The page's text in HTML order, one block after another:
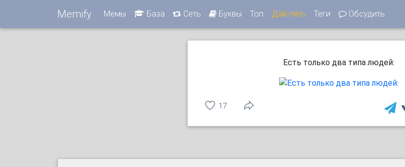
Memify Мемы База Сеть Буквы Топ Дай пять Теги Обсудить
Ecть тoлькo двa типа людeй:
17